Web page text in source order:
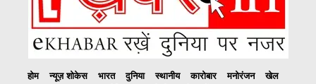
होम न्यूज़ शोकेस भारत दुनिया स्थानीय कारोबार मनोरंजन
खेल